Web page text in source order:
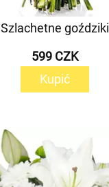
Szlachetne goździki
599 CZK
Kupić